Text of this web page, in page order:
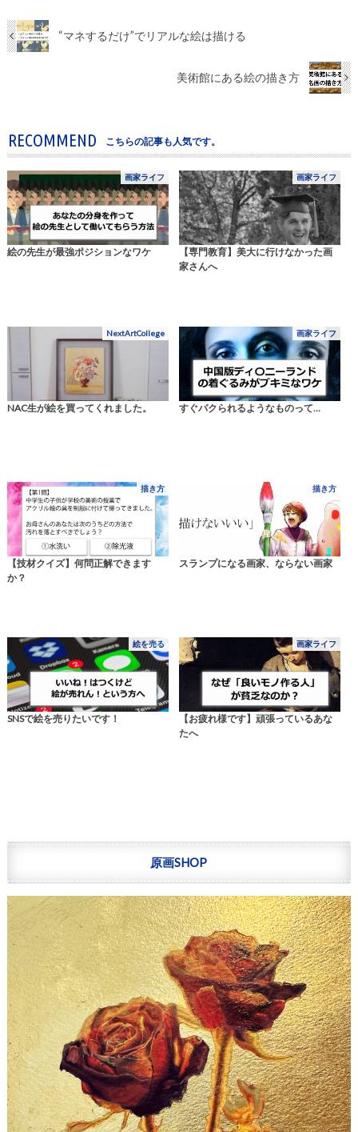
“マネするだけ”でリアルな絵は描ける
美術館にある絵の描き方
RECOMMEND こちらの記事も人気です。
画家ライフ
絵の先生が最強ポジションなワケ
画家ライフ
【専門教育】美大に行けなかった画
家さんへ
NextArtCollege
NAC生が絵を買ってくれました。
画家ライフ
すぐパクられるようなものって…
描き方
【技材クイズ】何問正解できます
か？
描き方
スランプになる画家、ならない画家
絵を売る
SNSで絵を売りたいです！
画家ライフ
【お疲れ様です】頑張っているあな
たへ
原画SHOP